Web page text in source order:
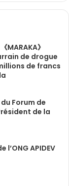
MARAKA》
de drogue
de francs
Forum de
de la
l’ONG APIDEV